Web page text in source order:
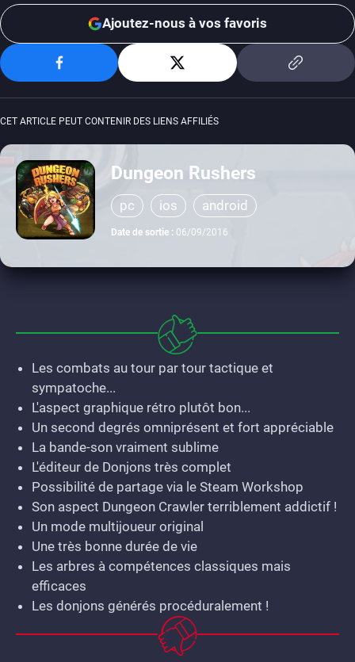
Ajoutez-nous à vos favoris
CET ARTICLE PEUT CONTENIR DES LIENS AFFILIÉS
Dungeon Rushers
pc ios android
Date de sortie : 06/09/2016
Les combats au tour par tour tactique et
sympatoche...
L'aspect graphique rétro plutôt bon...
Un second degrés omniprésent et fort appréciable
La bande-son vraiment sublime
L'éditeur de Donjons très complet
Possibilité de partage via le Steam Workshop
Son aspect Dungeon Crawler terriblement addictif !
Un mode multijoueur original
Une très bonne durée de vie
Les arbres à compétences classiques mais
efficaces
Les donjons générés procéduralement !